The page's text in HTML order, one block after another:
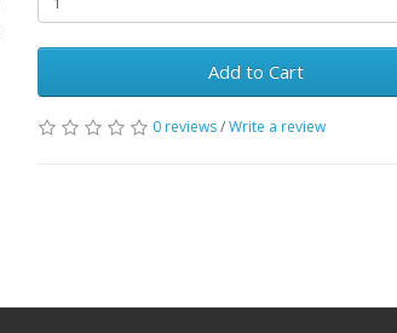
Add to Cart
0 reviews/Write a review